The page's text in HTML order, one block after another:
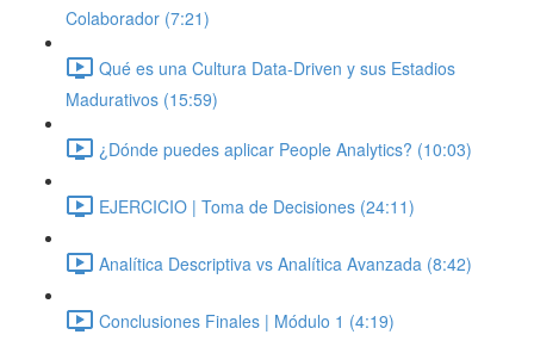
Colaborador (7:21)
Qué es una Cultura Data-Driven y sus Estadios
Madurativos (15:59)
¿Dónde puedes aplicar People Analytics? (10:03)
EJERCICIO | Toma de Decisiones (24:11)
Analítica Descriptiva vs Analítica Avanzada (8:42)
Conclusiones Finales | Módulo 1 (4:19)